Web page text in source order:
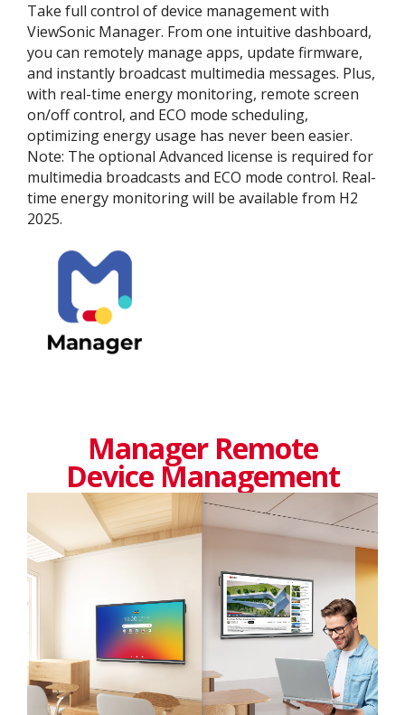
Take full control of device management with
ViewSonic Manager. From one intuitive dashboard,
you can remotely manage apps, update firmware,
and instantly broadcast multimedia messages. Plus,
with real-time energy monitoring, remote screen
on/off control, and ECO mode scheduling,
optimizing energy usage has never been easier.
Note: The optional Advanced license is required for
multimedia broadcasts and ECO mode control. Real-
time energy monitoring will be available from H2
2025.
Manager Remote
Device Management